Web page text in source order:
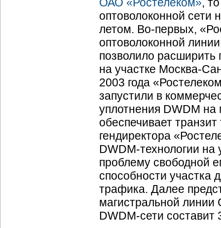
оптоволоконной
летом. Во-первых,
оптоволоконной
позволило расширить
на участке Москва-
2003 года
запустили в
уплотнения DWDM
обеспечивает
гендиректора
DWDM-технологии на
проблему свободной
способности участка
трафика. Далее
магистральной линии
DWDM-сети составит